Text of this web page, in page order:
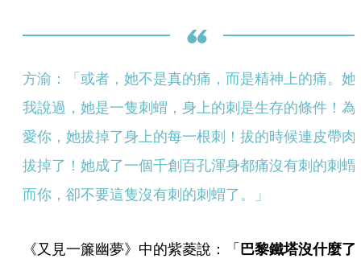
方渝：「或者，她不是真的痛，而是精神上的痛。她
我說過，她是一隻刺蝟，身上的刺是生存的條件！為
愛你，她拔掉了身上的每一根刺！拔的時候連皮帶肉
拔掉了！她成了一個千創百孔渾身都痛沒有刺的刺蝟
而你，卻不要這隻沒有刺的刺蝟了。」
《又見一簾幽夢》中的紫菱說：「巴黎鐵塔沒什麼了